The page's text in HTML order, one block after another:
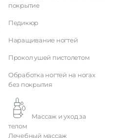
покрытие
Педикюр
Наращивание ногтей
Прокол ушей пистолетом
Обработка ногтей на ногах
без покрытия
телом
Лечебный массаж